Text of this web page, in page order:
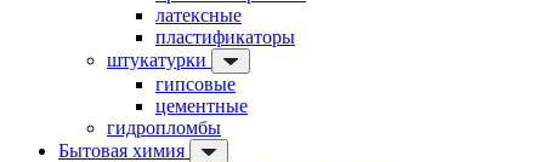
латексные
пластификаторы
штукатурки
гипсовые
цементные
гидропломбы
Бытовая химия